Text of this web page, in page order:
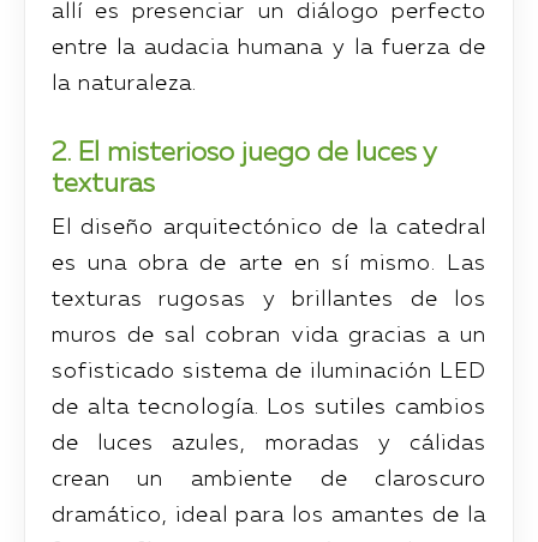
allí es presenciar un diálogo perfecto
entre la audacia humana y la fuerza de
la naturaleza.
2. El misterioso juego de luces y
texturas
El diseño arquitectónico de la catedral
es una obra de arte en sí mismo. Las
texturas rugosas y brillantes de los
muros de sal cobran vida gracias a un
sofisticado sistema de iluminación LED
de alta tecnología. Los sutiles cambios
de luces azules, moradas y cálidas
crean un ambiente de claroscuro
dramático, ideal para los amantes de la